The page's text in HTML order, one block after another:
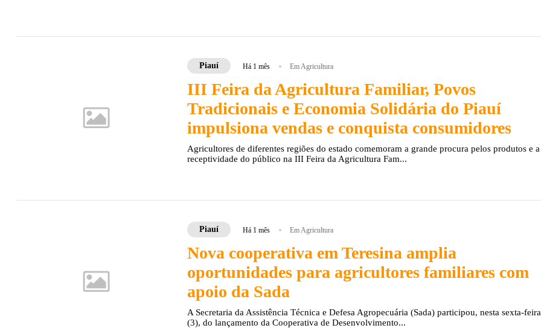
Piauí Há 1 mês Em Agricultura
III Feira da Agricultura Familiar, Povos
Tradicionais e Economia Solidária do Piauí
impulsiona vendas e conquista consumidores
Agricultores de diferentes regiões do estado comemoram a grande procura pelos produtos e a
receptividade do público na III Feira da Agricultura Fam...
Piauí Há 1 mês Em Agricultura
Nova cooperativa em Teresina amplia
oportunidades para agricultores familiares com
apoio da Sada
A Secretaria da Assistência Técnica e Defesa Agropecuária (Sada) participou, nesta sexta-feira
(3), do lançamento da Cooperativa de Desenvolvimento...